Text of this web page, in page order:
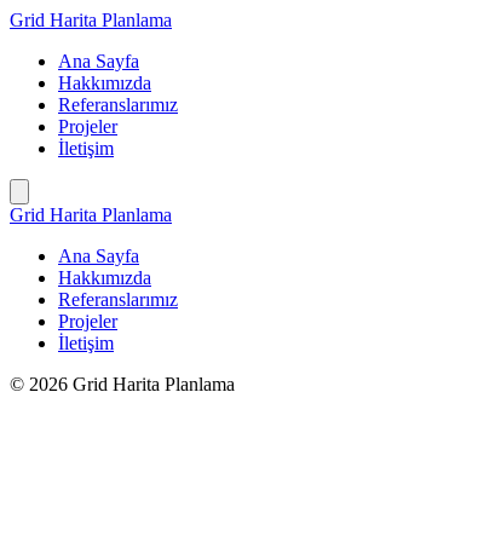
İçeriğe
Grid Harita Planlama
Ana Sayfa
Hakkımızda
Referanslarımız
Projeler
İletişim
Grid Harita Planlama
Ana Sayfa
Hakkımızda
Referanslarımız
Projeler
İletişim
© 2026 Grid Harita Planlama